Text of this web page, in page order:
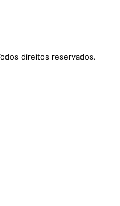
direitos reservados.